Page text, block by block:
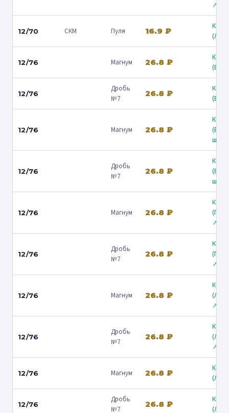
↗
12/70 СКМ Пуля 16.9 ₽
12/76 Магнум 26.8 ₽
12/76
Дробь
№7
26.8 ₽
12/76 Магнум 26.8 ₽
ш.) ↗
12/76
Дробь
№7
26.8 ₽
ш.) ↗
12/76 Магнум 26.8 ₽
↗
12/76
Дробь
№7
26.8 ₽
↗
12/76 Магнум 26.8 ₽
↗
12/76
Дробь
№7
26.8 ₽
↗
12/76 Магнум 26.8 ₽
12/76
Дробь
№7
26.8 ₽